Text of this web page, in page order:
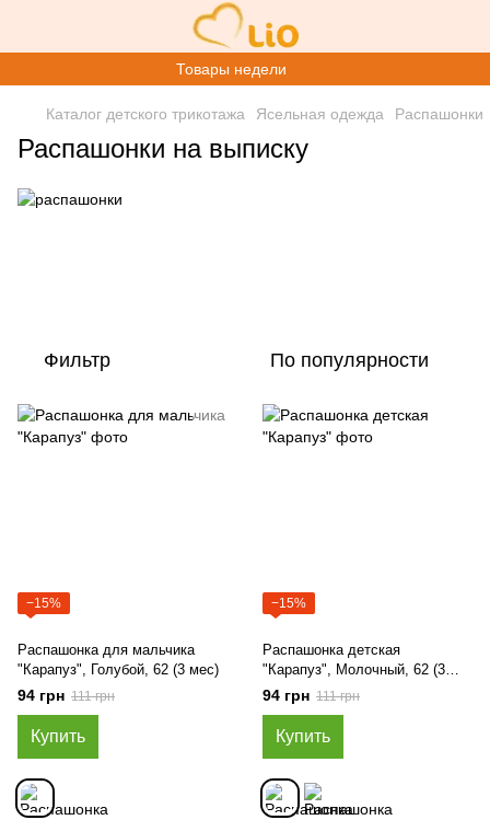
Товары недели
Каталог детского трикотажа Ясельная одежда Распашонки
Распашонки на выписку
Фильтр По популярности
−15%
Распашонка для мальчика
"Карапуз", Голубой, 62 (3 мес)
94 грн 111 грн
Купить
−15%
Распашонка детская
"Карапуз", Молочный, 62 (3
мес)
94 грн 111 грн
Купить